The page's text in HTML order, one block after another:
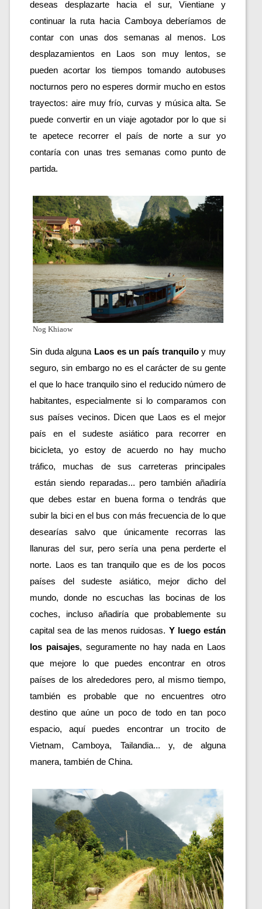
deseas desplazarte hacia el sur, Vientiane y
continuar la ruta hacia Camboya deberíamos de
contar con unas dos semanas al menos. Los
desplazamientos en Laos son muy lentos, se
pueden acortar los tiempos tomando autobuses
nocturnos pero no esperes dormir mucho en estos
trayectos: aire muy frío, curvas y música alta. Se
puede convertir en un viaje agotador por lo que si
te apetece recorrer el país de norte a sur yo
contaría con unas tres semanas como punto de
partida.
Nog Khiaow
Sin duda alguna Laos es un país tranquilo y muy
seguro, sin embargo no es el carácter de su gente
el que lo hace tranquilo sino el reducido número de
habitantes, especialmente si lo comparamos con
sus países vecinos. Dicen que Laos es el mejor
país en el sudeste asiático para recorrer en
bicicleta, yo estoy de acuerdo no hay mucho
tráfico, muchas de sus carreteras principales
están siendo reparadas... pero también añadiría
que debes estar en buena forma o tendrás que
subir la bici en el bus con más frecuencia de lo que
desearías salvo que únicamente recorras las
llanuras del sur, pero sería una pena perderte el
norte. Laos es tan tranquilo que es de los pocos
países del sudeste asiático, mejor dicho del
mundo, donde no escuchas las bocinas de los
coches, incluso añadiría que probablemente su
capital sea de las menos ruidosas. Y luego están
los paisajes, seguramente no hay nada en Laos
que mejore lo que puedes encontrar en otros
países de los alrededores pero, al mismo tiempo,
también es probable que no encuentres otro
destino que aúne un poco de todo en tan poco
espacio, aquí puedes encontrar un trocito de
Vietnam, Camboya, Tailandia... y, de alguna
manera, también de China.